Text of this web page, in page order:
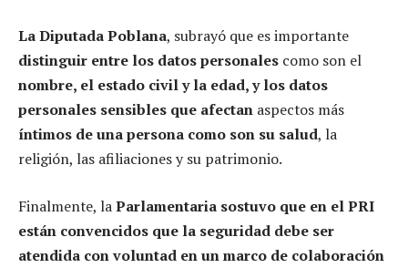
La Diputada Poblana, subrayó que es importante
distinguir entre los datos personales como son el
nombre, el estado civil y la edad, y los datos
personales sensibles que afectan aspectos más
íntimos de una persona como son su salud, la
religión, las afiliaciones y su patrimonio.
Finalmente, laParlamentaria sostuvo que en el PRI
están convencidos que la seguridad debe ser
atendida con voluntad en un marco de colaboración